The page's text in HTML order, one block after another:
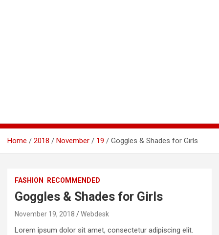
Home 2018 November 19 Goggles & Shades for Girls
FASHION RECOMMENDED
Goggles & Shades for Girls
November 19, 2018 Webdesk
Lorem ipsum dolor sit amet, consectetur adipiscing elit.